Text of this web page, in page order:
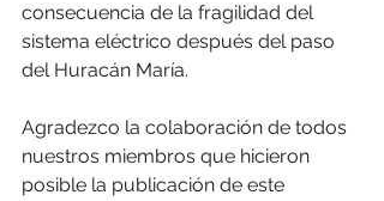
consecuencia de la fragilidad del
sistema eléctrico después del paso
del Huracán María.
Agradezco la colaboración de todos
nuestros miembros que hicieron
posible la publicación de este